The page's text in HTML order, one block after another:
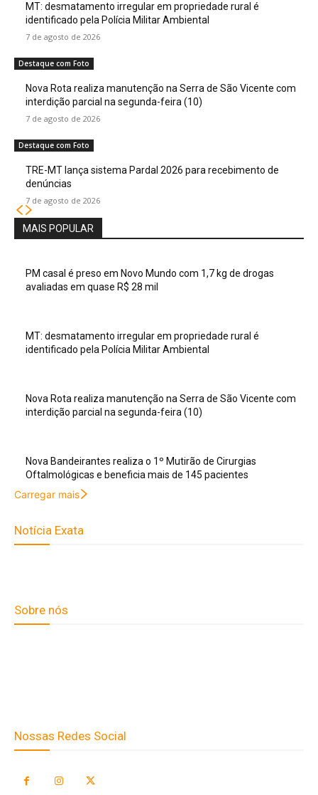
MT: desmatamento irregular em propriedade rural é
identificado pela Polícia Militar Ambiental
7 de agosto de 2026
Destaque com Foto
Nova Rota realiza manutenção na Serra de São Vicente com
interdição parcial na segunda-feira (10)
7 de agosto de 2026
Destaque com Foto
TRE-MT lança sistema Pardal 2026 para recebimento de
denúncias
7 de agosto de 2026
MAIS POPULAR
PM casal é preso em Novo Mundo com 1,7 kg de drogas
avaliadas em quase R$ 28 mil
MT: desmatamento irregular em propriedade rural é
identificado pela Polícia Militar Ambiental
Nova Rota realiza manutenção na Serra de São Vicente com
interdição parcial na segunda-feira (10)
Nova Bandeirantes realiza o 1º Mutirão de Cirurgias
Oftalmológicas e beneficia mais de 145 pacientes
Carregar mais
Notícia Exata
Sobre nós
Nossas Redes Social